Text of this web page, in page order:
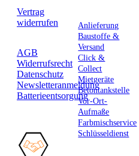
Vertrag
widerrufen
AGB
Widerrufsrecht
Datenschutz
Newsletteranmeldung
Batterieentsorgung
Anlieferung
Baustoffe &
Versand
Click &
Collect
Mietgeräte
Betontankstelle
Vor-Ort-
Aufmaße
Farbmischservice
Schlüsseldienst